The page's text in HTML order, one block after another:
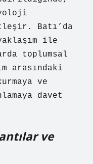
Batı’da
ile
toplumsal
arasındaki
ve
davet
ve